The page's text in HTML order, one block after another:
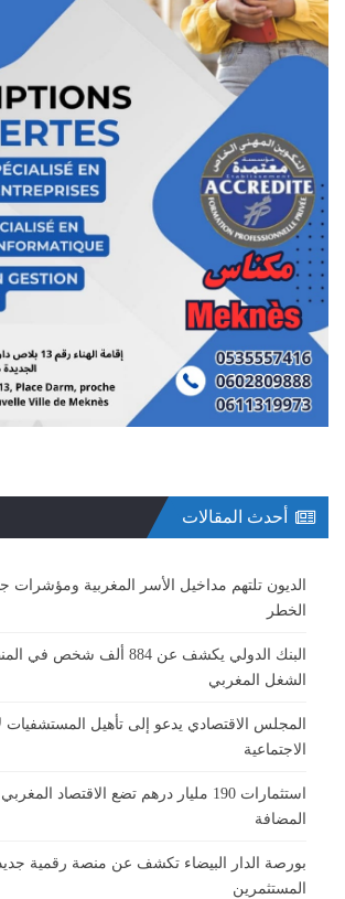
أحدث المقالات
الديون تلتهم مداخيل الأسر المغربية ومؤشرات
الخطر
البنك الدولي يكشف عن 884
الشغل المغربي
المجلس الاقتصادي يدعو إلى تأهيل المستشفيات
الاجتماعية
استثمارات 190 مليار درهم تضع الاقتصاد
المضافة
بورصة الدار البيضاء تكشف عن منصة رقمية
المستثمرين